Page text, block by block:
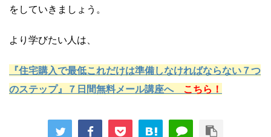
をしていきましょう。
より学びたい人は、
『住宅購入で最低これだけは準備しなければならない７つ
のステップ』７日間無料メール講座へ こちら！